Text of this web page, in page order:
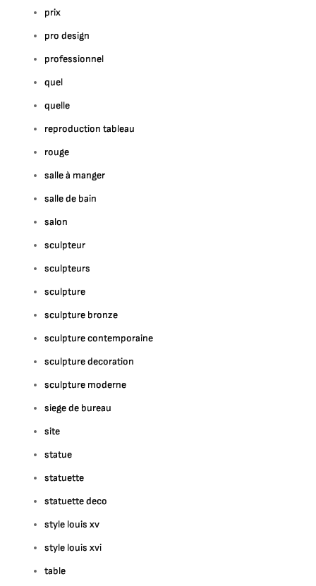
prix
pro design
professionnel
quel
quelle
reproduction tableau
rouge
salle à manger
salle de bain
salon
sculpteur
sculpteurs
sculpture
sculpture bronze
sculpture contemporaine
sculpture decoration
sculpture moderne
siege de bureau
site
statue
statuette
statuette deco
style louis xv
style louis xvi
table